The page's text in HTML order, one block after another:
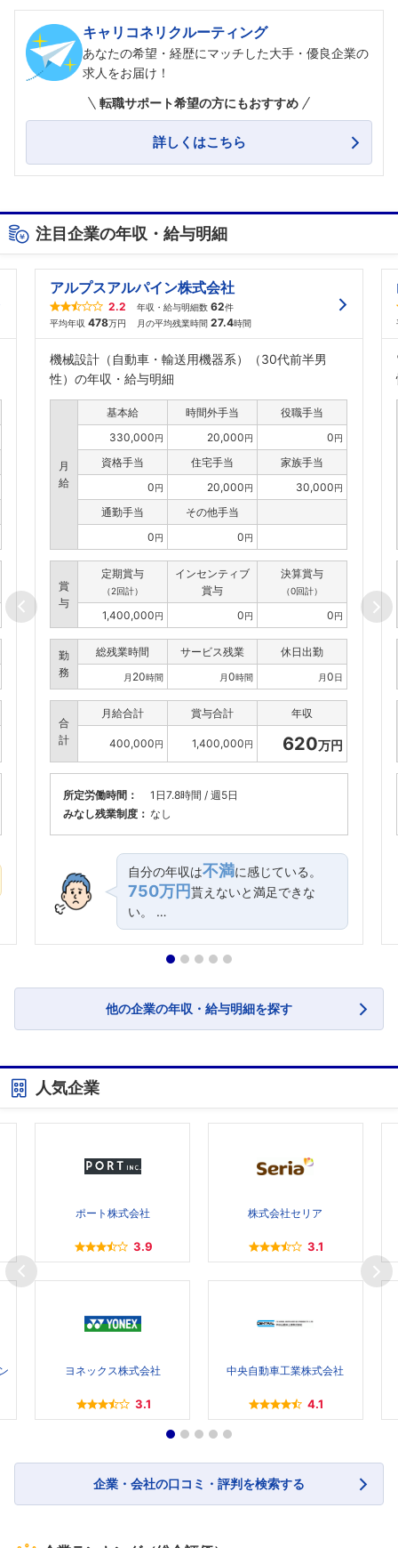
キャリコネリクルーティング
あなたの希望・経歴にマッチした大手・優良企業の
求人をお届け！
転職サポート希望の方にもおすすめ
詳しくはこちら
注目企業の年収・給与明細
アルプスアルパイン株式会社
2.2 年収・給与明細数62件
平均年収478万円 月の平均残業時間27.4時間
機械設計（自動車・輸送用機器系）（30代前半男
性）の年収・給与明細
月
給
基本給 時間外手当
役職手当
330,000円 20,000円 0円
資格手当 住宅手当
家族手当
0円 20,000円 30,000円
通勤手当
その他手当
0円 0円
賞
与
定期賞与
（2回計）
インセンティブ
賞与
決算賞与
（0回計）
1,400,000円 0円 0円
勤
務
総残業時間 サービス残業 休日出勤
月 20時間 月0時間 月0日
合
計
月給合計 賞与合計 年収
400,000円 1,400,000円 620万円
所定労働時間：
1日7.8時間 / 週5日
みなし残業制度： なし
自分の年収は不満に感じている。
750万円貰えないと満足できな
い。 …
他の企業の年収・給与明細を探す
人気企業
ポート株式会社
3.9
株式会社セリア
3.1
ヨネックス株式会社
3.1
中央自動車工業株式会社
4.1
企業・会社の口コミ・評判を検索する